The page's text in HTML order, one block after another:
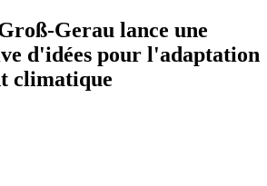
Gerau lance une
d'idées pour l'adaptation
climatique